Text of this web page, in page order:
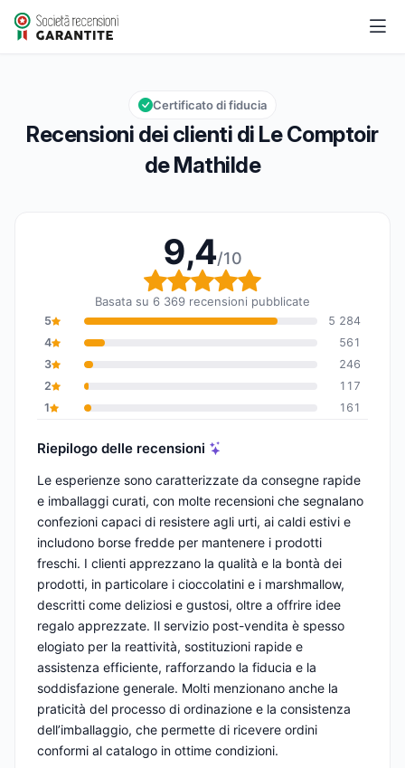
Le Comptoir de Mathilde
Valutazione globale: 9,4 su 10
9,4/10
Recensioni dei clienti di Le Comptoir
de Mathilde
Certificato di fiducia
9,4/10
Valutazione globale:
Basata su 6 369 recensioni pubblicate
5
5 284
4
561
3
246
2
117
1
161
Riepilogo delle recensioni
Le esperienze sono caratterizzate da consegne rapide
e imballaggi curati, con molte recensioni che segnalano
confezioni capaci di resistere agli urti, ai caldi estivi e
includono borse fredde per mantenere i prodotti
freschi. I clienti apprezzano la qualità e la bontà dei
prodotti, in particolare i cioccolatini e i marshmallow,
descritti come deliziosi e gustosi, oltre a offrire idee
regalo apprezzate. Il servizio post-vendita è spesso
elogiato per la reattività, sostituzioni rapide e
assistenza efficiente, rafforzando la fiducia e la
soddisfazione generale. Molti menzionano anche la
praticità del processo di ordinazione e la consistenza
dell’imballaggio, che permette di ricevere ordini
conformi al catalogo in ottime condizioni.